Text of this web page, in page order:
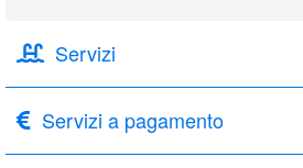
Servizi
Servizi a pagamento